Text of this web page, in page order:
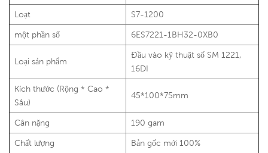
Loạt S7-1200
một phần số 6ES7221-1BH32-0XB0
Loại sản phẩm
Đầu vào kỹ thuật số SM 1221,
16DI
Kích thước (Rộng * Cao *
Sâu)
45*100*75mm
Cân nặng 190 gam
Chất lượng Bản gốc mới 100%